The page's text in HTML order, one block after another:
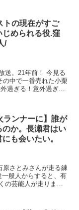
トの現在がすご
じめられる役.窪
/
送。21年前！ 今見る
の中で一番売れた小栗
ランナーに】誰が
のか。長瀬君はい
も会いたい。
原さとみさんが走る練